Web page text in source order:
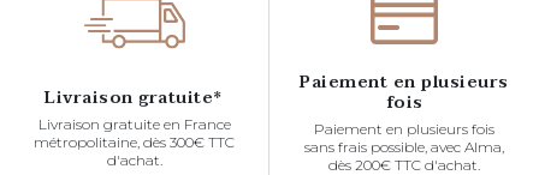
Livraison gratuite*
Livraison gratuite en France
métropolitaine, dès 300€ TTC
d'achat.
Paiement en plusieurs
fois
Paiement en plusieurs fois
sans frais possible, avec Alma,
dès 200€ TTC d'achat.